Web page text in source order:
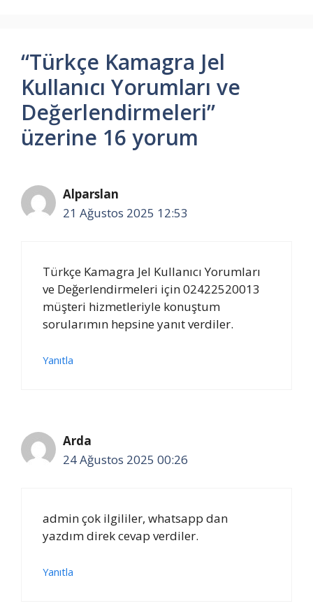
“Türkçe Kamagra Jel
Kullanıcı Yorumları ve
Değerlendirmeleri”
üzerine 16 yorum
Alparslan
21 Ağustos 2025 12:53
Türkçe Kamagra Jel Kullanıcı Yorumları
ve Değerlendirmeleri için 02422520013
müşteri hizmetleriyle konuştum
sorularımın hepsine yanıt verdiler.
Yanıtla
Arda
24 Ağustos 2025 00:26
admin çok ilgililer, whatsapp dan
yazdım direk cevap verdiler.
Yanıtla